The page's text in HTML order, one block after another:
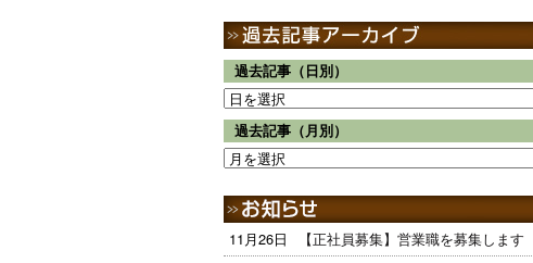
過去記事（日別）
過去記事（月別）
11月26日 【正社員募集】営業職を募集します